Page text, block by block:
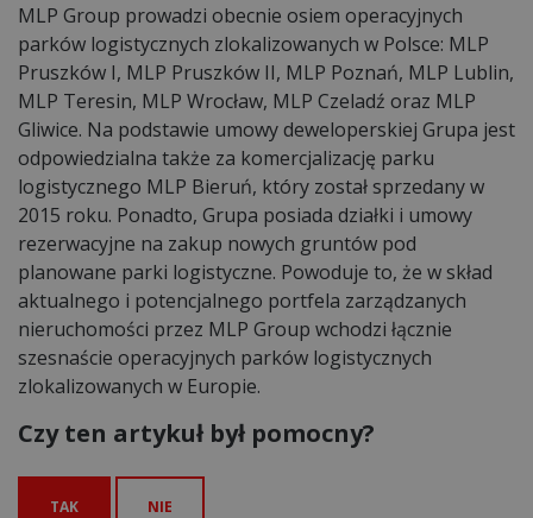
MLP Group prowadzi obecnie osiem operacyjnych
parków logistycznych zlokalizowanych w Polsce: MLP
Pruszków I, MLP Pruszków II, MLP Poznań, MLP Lublin,
MLP Teresin, MLP Wrocław, MLP Czeladź oraz MLP
Gliwice. Na podstawie umowy deweloperskiej Grupa jest
odpowiedzialna także za komercjalizację parku
logistycznego MLP Bieruń, który został sprzedany w
2015 roku. Ponadto, Grupa posiada działki i umowy
rezerwacyjne na zakup nowych gruntów pod
planowane parki logistyczne. Powoduje to, że w skład
aktualnego i potencjalnego portfela zarządzanych
nieruchomości przez MLP Group wchodzi łącznie
szesnaście operacyjnych parków logistycznych
zlokalizowanych w Europie.
Czy ten artykuł był pomocny?
TAK NIE